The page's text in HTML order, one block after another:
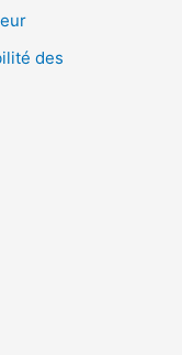
des